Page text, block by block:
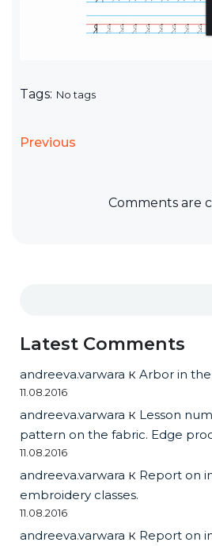
Tags: No tags
Previous
Comments are
Latest Comments
andreeva.varwara к Arbor in
11.08.2016
andreeva.varwara к Lesson
pattern on the fabric. Edge
11.08.2016
andreeva.varwara к Report on
embroidery classes.
11.08.2016
andreeva.varwara к Report on